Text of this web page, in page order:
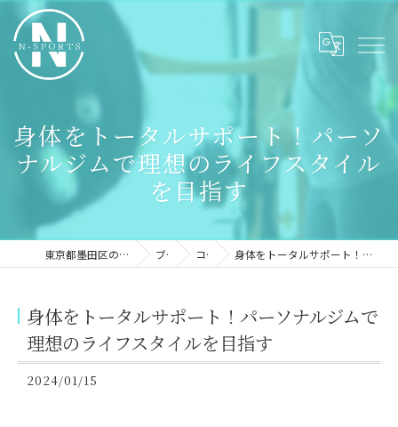
身体をトータルサポート！パーソ
ナルジムで理想のライフスタイル
を目指す
東京都墨田区のパーソナルジムならN-sports ブログ コラム 身体をトータルサポート！パーソナルジムで理想のライフスタイルを目指す
身体をトータルサポート！パーソナルジムで
理想のライフスタイルを目指す
2024/01/15